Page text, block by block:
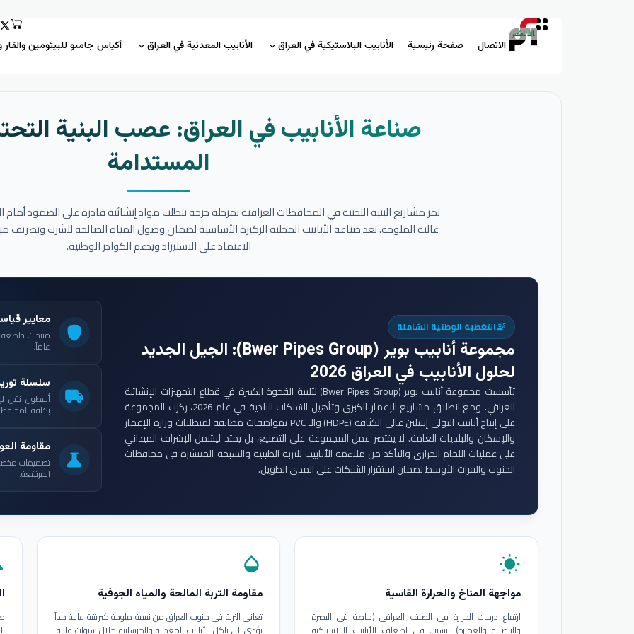
الاتصال صفحة رئيسية الأنابيب البلاستيكية في العراق الأنابيب المعدنية في العراق أكياس جامبو للبيتومين والقار
صناعة الأنابيب في العراق: عصب البنية
المستدامة
تمر مشاريع البنية التحتية في المحافظات العراقية بمرحلة حرجة تتطلب مواد إنشائية قادرة على الصمود أمام
عالية الملوحة. تعد صناعة الأنابيب المحلية الركيزة الأساسية لضمان وصول المياه الصالحة للشرب وتصريف
الاعتماد على الاستيراد ويدعم الكوادر الوطنية.
engineeringالتغطية الوطنية الشاملة
مجموعة أنابيب بوير (Bwer Pipes Group)
: الجيل الجديد
لحلول الأنابيب في العراق 2026
تأسست مجموعة أنابيب بوير (Bwer Pipes Group) لتلبية الفجوة الكبيرة في قطاع التجهيزات الإنشائية
العراقي. ومع انطلاق مشاريع الإعمار الكبرى وتأهيل الشبكات البلدية في عام 2026، ركزت المجموعة
على إنتاج أنابيب البولي إيثيلين عالي الكثافة (HDPE) والـ PVC بمواصفات مطابقة لمتطلبات وزارة الإعمار
والإسكان والبلديات العامة. لا يقتصر عمل المجموعة على التصنيع، بل يمتد ليشمل الإشراف الميداني
على عمليات اللحام الحراري والتأكد من ملاءمة الأنابيب للتربة الطينية والسبخة المنتشرة في محافظات
الجنوب والفرات الأوسط لضمان استقرار الشبكات على المدى الطويل.
shield
معايير
عاماً.
local_shipping
سلسلة
أسطول نقل
بكافة
science
مقاومة
تصميمات
المرتفعة.
wb_sunny
مواجهة المناخ والحرارة القاسية
ارتفاع درجات الحرارة في الصيف العراقي (خاصة في البصرة
والناصرية والعمارة) يتسبب في إضعاف الأنابيب البلاستيكية
opacity
مقاومة التربة المالحة والمياه الجوفية
تعاني التربة في جنوب العراق من نسبة ملوحة كبريتية عالية جداً
تؤدي إلى تآكل الأنابيب المعدنية والخرسانية خلال سنوات قليلة.